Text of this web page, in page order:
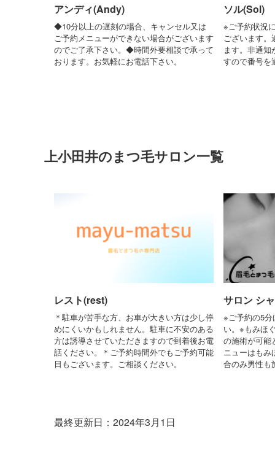
アンディ(Andy)
◆10分以上の遅刻の場合、キャンセル又は
ご予約メニューができない場合がございます
のでご了承下さい。◆時間外要相談で承って
おります。お気軽にお電話下さい。
ソル(Sol)
※ご予約状況
ございます。
ます。非通
すので番号を
上小田井のまつ毛サロン一覧
レスト(rest)
＊駐車が苦手な方、お車が大きい方は少し停
めにくいかもしれません。駐車に不安のある
方は誘導させていただきますので到着後お電
話ください。＊ご予約時間外でもご予約可能
日もございます。ご相談ください。
サロン シ
※ご予約の5
い。※もみほ
の施術が可能
ニューはもみ
合のみ男性も
最終更新日：2024年3月1日